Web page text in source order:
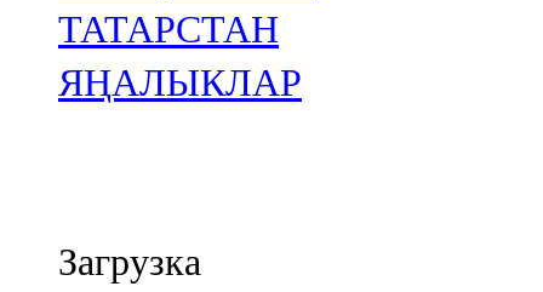
ТАТАРСТАН
ЯҢАЛЫКЛАР
Загрузка